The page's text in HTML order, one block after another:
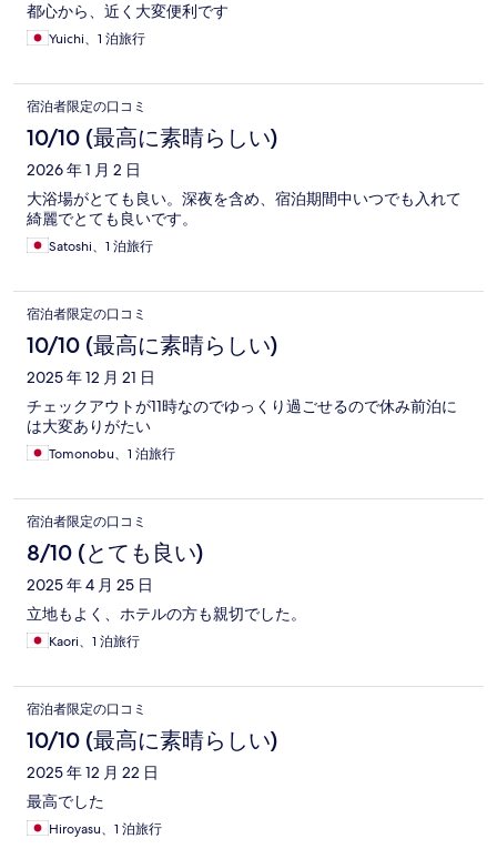
都心から、近く大変便利です
Yuichi、1 泊旅行
宿泊者限定の口コミ
10/10 (最高に素晴らしい)
2026 年 1 月 2 日
大浴場がとても良い。深夜を含め、宿泊期間中いつでも入れて
綺麗でとても良いです。
Satoshi、1 泊旅行
宿泊者限定の口コミ
10/10 (最高に素晴らしい)
2025 年 12 月 21 日
チェックアウトが11時なのでゆっくり過ごせるので休み前泊に
は大変ありがたい
Tomonobu、1 泊旅行
宿泊者限定の口コミ
8/10 (とても良い)
2025 年 4 月 25 日
立地もよく、ホテルの方も親切でした。
Kaori、1 泊旅行
宿泊者限定の口コミ
10/10 (最高に素晴らしい)
2025 年 12 月 22 日
最高でした
Hiroyasu、1 泊旅行